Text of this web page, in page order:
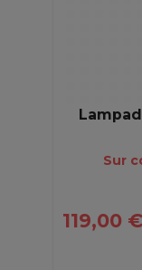
Sur
119,00 €